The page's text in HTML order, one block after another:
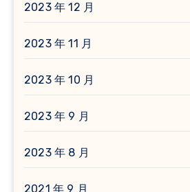
2023 年 12 月
2023 年 11 月
2023 年 10 月
2023 年 9 月
2023 年 8 月
2021 年 9 月